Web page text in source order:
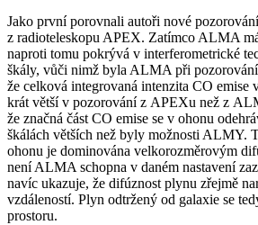
Jako první porovnali autoři nové
z radioteleskopu APEX. Zatímco ALMA
naproti tomu pokrývá v interferometrické
škály, vůči nimž byla ALMA při
že celková integrovaná intenzita CO emise
krát větší v pozorování z APEXu než z
že značná část CO emise se v ohonu
škálách větších než byly možnosti ALMY.
ohonu je dominována velkorozměrovým
není ALMA schopna v daném nastavení
navíc ukazuje, že difúznost plynu zřejmě
vzdáleností. Plyn odtržený od galaxie se
prostoru.